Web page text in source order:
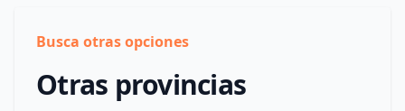
Busca otras opciones
Otras provincias